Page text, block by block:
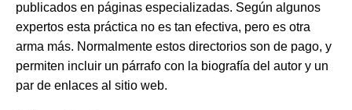
publicados en páginas especializadas. Según algunos
expertos esta práctica no es tan efectiva, pero es otra
arma más. Normalmente estos directorios son de pago, y
permiten incluir un párrafo con la biografía del autor y un
par de enlaces al sitio web.